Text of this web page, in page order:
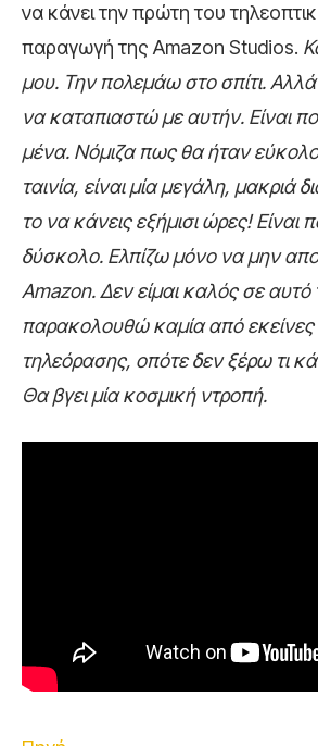
να κάνει την πρώτη του
παραγωγή της Amazon Studios.
μου. Την πολεμάω στο σπίτι.
να καταπιαστώ με αυτήν. Είναι
μένα. Νόμιζα πως θα ήταν
ταινία, είναι μία μεγάλη, μακριά
το να κάνεις εξήμισι ώρες! Είναι
δύσκολο. Ελπίζω μόνο να μην
Amazon. Δεν είμαι καλός σε
παρακολουθώ καμία από εκείνες
τηλεόρασης, οπότε δεν ξέρω τι
Θα βγει μία κοσμική ντροπή.